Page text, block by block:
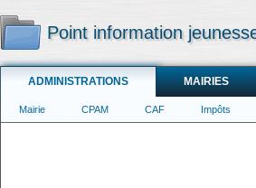
Point information
ADMINISTRATIONS MAIRIES
Mairie CPAM CAF Impôts